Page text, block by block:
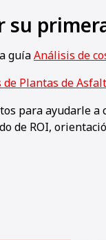
su
guíaAnálisis de
Plantas de
para ayudarle
de ROI,